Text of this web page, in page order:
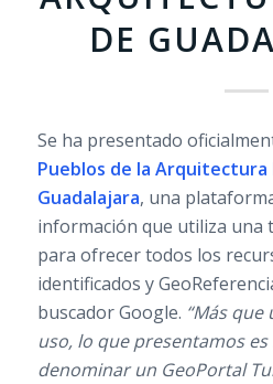
DE
Se ha presentado
Pueblos de la Arquitectura
Guadalajara, una
información que utiliza una
para ofrecer todos los
identificados y
buscador Google. “Más que
uso, lo que presentamos
denominar un GeoPortal